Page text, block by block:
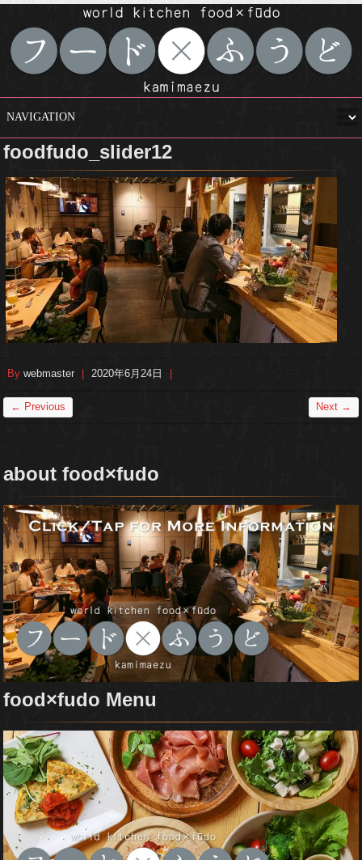
foodfudo_slider12
Bywebmaster | 2020年6月24日 |
← Previous Next →
about food×fudo
food×fudo Menu